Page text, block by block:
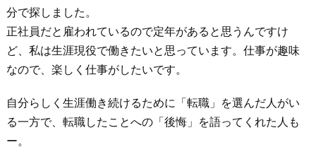
分で探しました。
正社員だと雇われているので定年があると思うんですけ
ど、私は生涯現役で働きたいと思っています。仕事が趣味
なので、楽しく仕事がしたいです。
自分らしく生涯働き続けるために「転職」を選んだ人がい
る一方で、転職したことへの「後悔」を語ってくれた人も
ー。